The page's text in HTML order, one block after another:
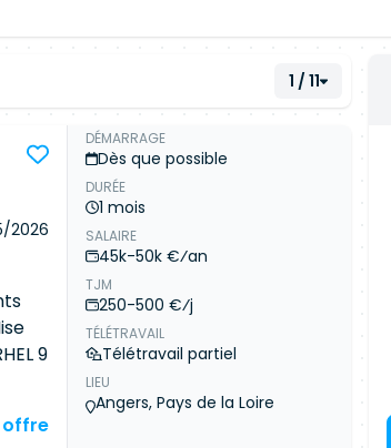
1 / 11
2026
9
offre
DÉMARRAGE
Dès que possible
DURÉE
1 mois
SALAIRE
45k-50k €⁄an
TJM
250-500 €⁄j
TÉLÉTRAVAIL
Télétravail partiel
LIEU
Angers, Pays de la Loire